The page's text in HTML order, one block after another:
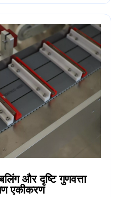
और दृष्टि गुणवत्ता
एकीकरण